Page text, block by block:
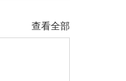
查看全部